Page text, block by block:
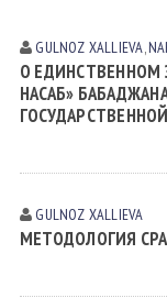
GULNOZ XАLLIEVА,
О ЕДИНСТВЕННОМ
НАСАБ»
GULNOZ XАLLIEVА
МЕТОДОЛОГИЯ